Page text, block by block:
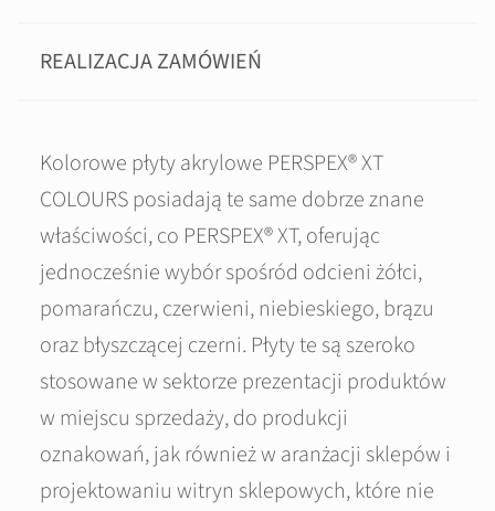
REALIZACJA ZAMÓWIEŃ
Kolorowe płyty akrylowe PERSPEX® XT
COLOURS posiadają te same dobrze znane
właściwości, co PERSPEX® XT, oferując
jednocześnie wybór spośród odcieni żółci,
pomarańczu, czerwieni, niebieskiego, brązu
oraz błyszczącej czerni. Płyty te są szeroko
stosowane w sektorze prezentacji produktów
w miejscu sprzedaży, do produkcji
oznakowań, jak również w aranżacji sklepów i
projektowaniu witryn sklepowych, które nie